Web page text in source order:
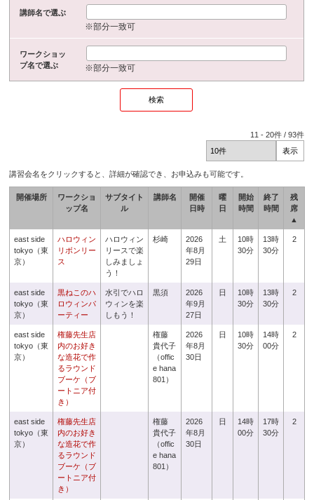
講師名で選ぶ
※部分一致可
ワークショッ
プ名で選ぶ
※部分一致可
11 -20件 /93件
講習会名をクリックすると、詳細が確認でき、お申込みも可能です。
開催場所
ワークショ
ップ名
サブタイト
ル
講師名
開催
日時
曜
日
開始
時間
終了
時間
残
席
▲
east side
tokyo（東
京）
ハロウィン
リボンリー
ス
ハロウィン
リースで楽
しみましょ
う！
杉崎
2026
年8月
29日
土
10時
30分
13時
30分
2
east side
tokyo（東
京）
黒ねこのハ
ロウィンパ
ーティー
水引でハロ
ウィンを楽
しもう！
黒須
2026
年9月
27日
日
10時
30分
13時
30分
2
east side
tokyo（東
京）
権藤先生店
内のお好き
な造花で作
るラウンド
ブーケ（ブ
ートニア付
き）
権藤
貴代子
（offic
e hana
801）
2026
年8月
30日
日
10時
30分
14時
00分
2
east side
tokyo（東
京）
権藤先生店
内のお好き
な造花で作
るラウンド
ブーケ（ブ
ートニア付
き）
権藤
貴代子
（offic
e hana
801）
2026
年8月
30日
日
14時
00分
17時
30分
2